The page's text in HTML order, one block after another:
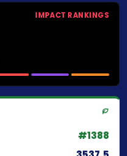
IMPACT RANKINGS
#1388